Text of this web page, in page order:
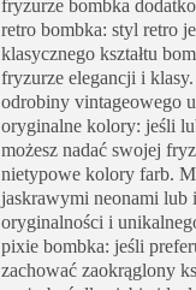
fryzurze bombka
retro bombka: styl retro
klasycznego kształtu
fryzurze elegancji i
odrobiny vintageowego
oryginalne kolory: jeśli
możesz nadać swojej
nietypowe kolory farb.
jaskrawymi neonami lub
oryginalności i
pixie bombka: jeśli
zachować zaokrąglony